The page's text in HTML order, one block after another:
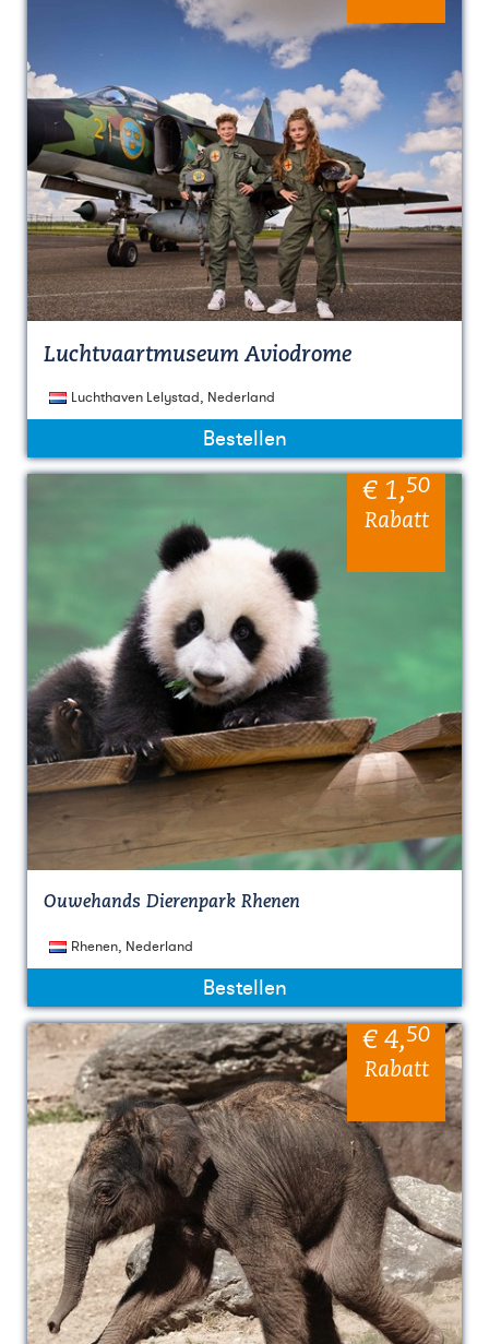
Luchtvaartmuseum Aviodrome
Luchthaven Lelystad, Nederland
Bestellen
€ 1,50
Rabatt
Ouwehands Dierenpark Rhenen
Rhenen, Nederland
Bestellen
€ 4,50
Rabatt